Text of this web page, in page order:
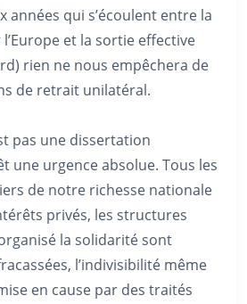
années qui s’écoulent entre la
et la sortie effective
rien ne nous empêchera de
de retrait unilatéral.
pas une dissertation
une urgence absolue. Tous les
de notre richesse nationale
privés, les structures
la solidarité sont
l’indivisibilité même
en cause par des traités